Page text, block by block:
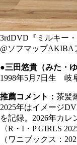
3rdDVD『ミルキー
@ソフマップAKIBA
●三田悠貴（みた・ゆ
1998年5月7日生 岐
推薦コメント： 茶髪
2025年はイメージ
を記録。2026年カ
〈R・I・P GIRLS
（ワニブックス：